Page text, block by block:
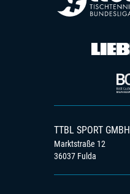
TTBL SPORT GMBH
Marktstraße 12
36037 Fulda